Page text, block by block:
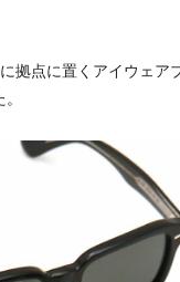
拠点に置くアイウェア